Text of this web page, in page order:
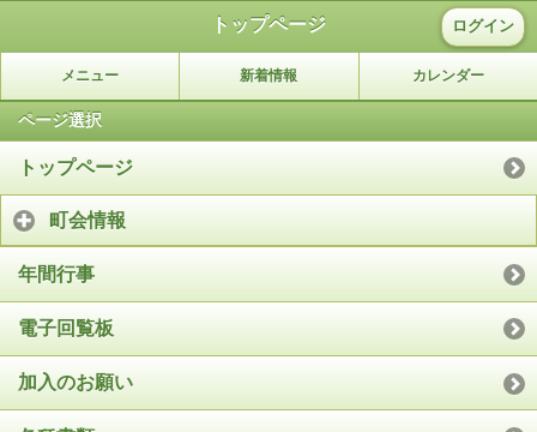
トップページ ログイン
メニュー 新着情報 カレンダー
ページ選択
トップページ
町会情報
年間行事
電子回覧板
加入のお願い